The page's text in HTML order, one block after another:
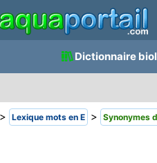
Dictionnaire
> Lexique mots en E > Synonymes